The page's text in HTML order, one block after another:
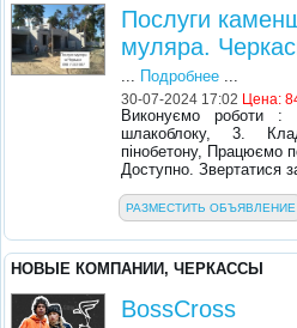
Послуги
муляра.
... Подробнее...
30-07-2024 17:02 Цена:
Виконуємо роботи
шлакоблоку, 3.
пінобетону, Працюємо
Доступно. Звертатися
РАЗМЕСТИТЬ ОБЪЯВЛЕНИЕ
НОВЫЕ КОМПАНИИ, ЧЕРКАССЫ
BossCross